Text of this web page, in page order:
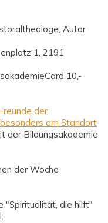
Autor
1, 2191
10,-
der
am Standort
der Bildungsakademie
der Woche
"Spiritualität, die hilft"